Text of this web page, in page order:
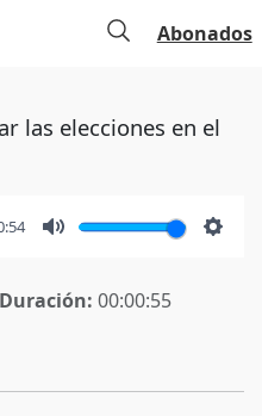
Abonados
las elecciones en el
Duración: 00:00:55